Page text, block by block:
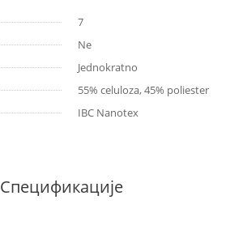
7
Ne
Jednokratno
55% celuloza, 45% poliester
IBC Nanotex
Спецификације